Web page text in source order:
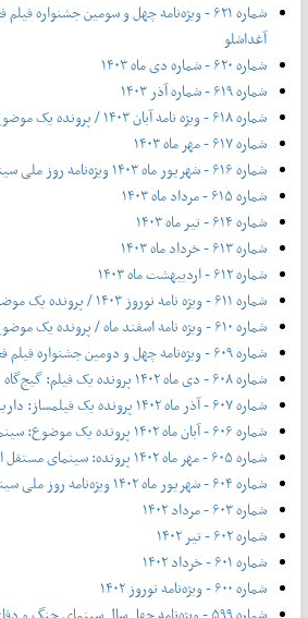
شماره ۶۲۱ - ویژه‌نامه چهل‌ و‌ سومین جشنواره
آغداشلو
شماره ۶۲۰ - شماره دی ماه ۱۴۰۳
شماره ۶۱۹ - شماره آذر ۱۴۰۳
شماره ۶۱۸ - ویژه نامه آبان ۱۴۰۳ / پرونده یک موضوع: سینماکتاب
شماره ۶۱۷ - مهر ماه ۱۴۰۳
شماره ۶۱۶ - شهریور ماه ۱۴۰۳ ویژه‌نامه روز ملی سینما
شماره ۶۱۵ - مرداد ماه ۱۴۰۳
شماره ۶۱۴ - تیر ماه ۱۴۰۳
شماره ۶۱۳ - خرداد ماه ۱۴۰۳
شماره ۶۱۲ - اردیبهشت ماه ۱۴۰۳
شماره ۶۱۱ - ویژه نامه نوروز ۱۴۰۳ / پرونده یک موضوع: سینما و نفت
شماره ۶۱۰ - ویژه نامه اسفند ماه / پرونده یک موضوع: سینمای فلسطین
شماره ۶۰۹ - ویژه‌نامه چهل و دومین جشنواره فیلم فجر و چهل سالگی فارابی
شماره ۶۰۸ - دی ماه ۱۴۰۲ پرونده یک فیلم: گیج‌گاه
شماره ۶۰۷ - آذر ماه ۱۴۰۲ پرونده یک فیلمساز: داریوش مهرجویی
شماره ۶۰۶ - آبان ماه ۱۴۰۲ پرونده یک موضوع: سینمای کمدی در ایران
شماره ۶۰۵ - مهر ماه ۱۴۰۲ پرونده: سینمای مستقل ایران از نگاه منتقدان فیپرشی
شماره ۶۰۴ - شهریور ماه ۱۴۰۲ ویژه‌نامه روز ملی سینما
شماره ۶۰۳ - مرداد ۱۴۰۲
شماره ۶۰۲ - تیر ۱۴۰۲
شماره ۶۰۱ - خرداد ۱۴۰۲
شماره ۶۰۰ - ویژه‌نامه نوروز ۱۴۰۲